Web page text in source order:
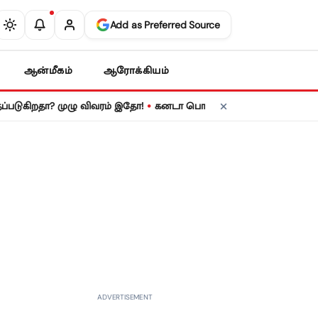
Add as Preferred Source
ஆன்மீகம் ஆரோக்கியம்
முழு விவரம் இதோ! • கனடா பொருட்களுக்கு 50% இறக்குமதி வரி!
ADVERTISEMENT